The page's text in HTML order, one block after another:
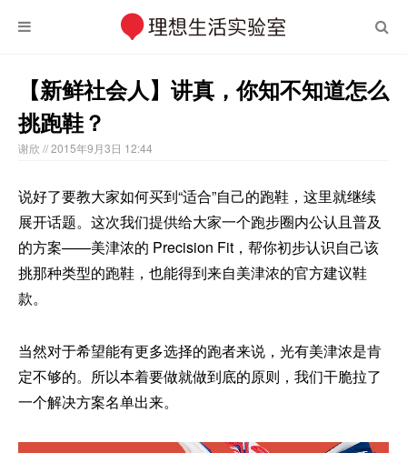
【新鲜社会人】讲真，你知不知道怎么
挑跑鞋？
谢欣 // 2015年9月3日 12:44
说好了要教大家如何买到“适合”自己的跑鞋，这里就继续
展开话题。这次我们提供给大家一个跑步圈内公认且普及
的方案——美津浓的 Precision Fit，帮你初步认识自己该
挑那种类型的跑鞋，也能得到来自美津浓的官方建议鞋
款。
当然对于希望能有更多选择的跑者来说，光有美津浓是肯
定不够的。所以本着要做就做到底的原则，我们干脆拉了
一个解决方案名单出来。